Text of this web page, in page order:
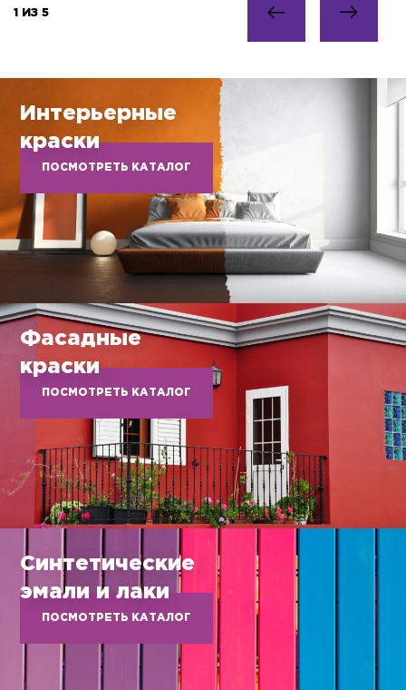
1 ИЗ 5
Интерьерные
краски
ПОСМОТРЕТЬ КАТАЛОГ
Фасадные
краски
ПОСМОТРЕТЬ КАТАЛОГ
Синтетические
эмали и лаки
ПОСМОТРЕТЬ КАТАЛОГ